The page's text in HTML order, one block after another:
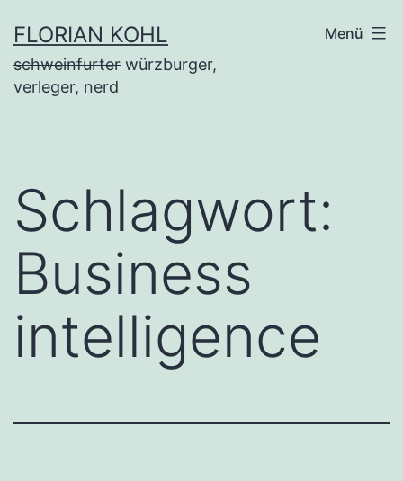
Inhalt
springen
FLORIAN KOHL
schweinfurter würzburger,
verleger, nerd
Menü
Schlagwort:
Business
intelligence